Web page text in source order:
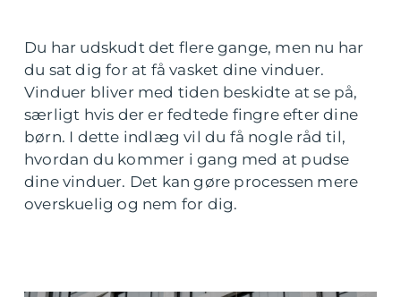
Du har udskudt det flere gange, men nu har
du sat dig for at få vasket dine vinduer.
Vinduer bliver med tiden beskidte at se på,
særligt hvis der er fedtede fingre efter dine
børn. I dette indlæg vil du få nogle råd til,
hvordan du kommer i gang med at pudse
dine vinduer. Det kan gøre processen mere
overskuelig og nem for dig.